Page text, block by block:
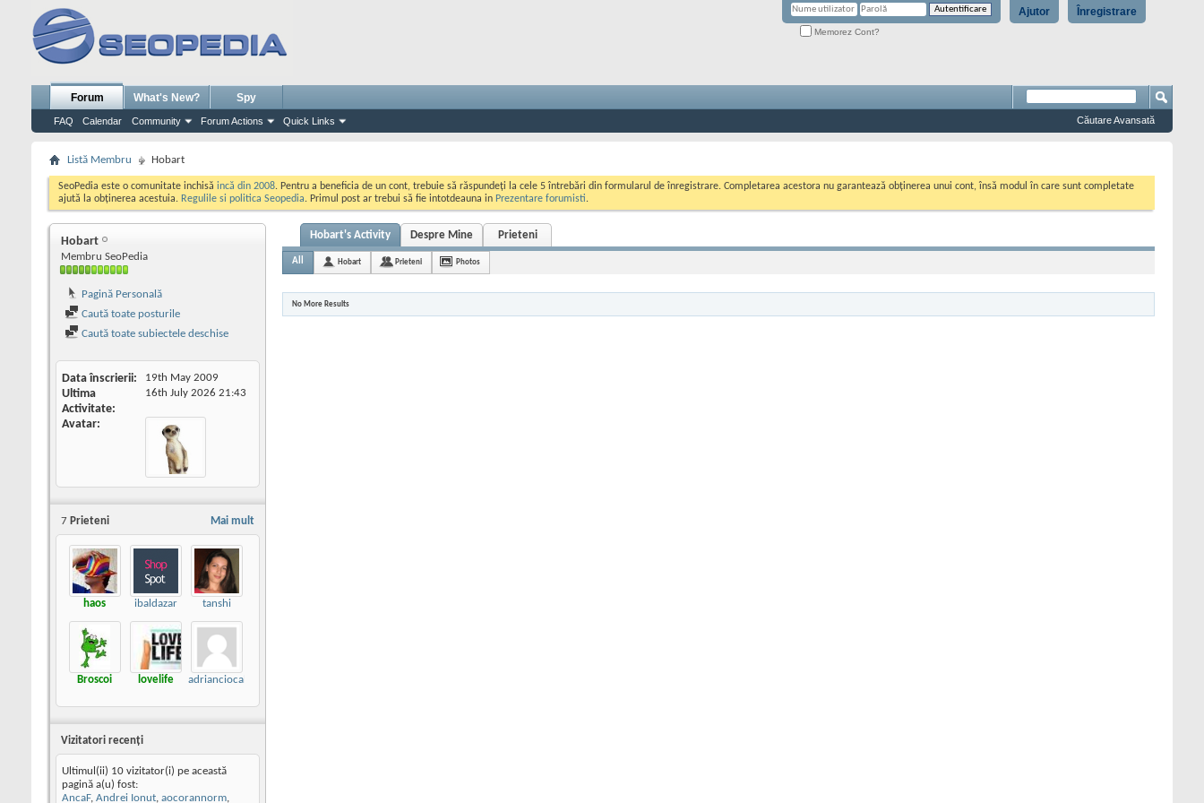
Înregistrare
Ajutor
Memorez Cont?
Forum
FAQ Calendar Community Forum Actions Quick Links
What's New? Spy
Căutare Avansată
Listă Membru Hobart
SeoPedia este o comunitate inchisă incă din 2008. Pentru a beneficia de un cont, trebuie să răspundeți la cele 5 întrebări din formularul de înregistrare. Completarea acestora nu garantează obținerea unui cont, însă modul în care sunt completate
ajută la obținerea acestuia. Regulile si politica Seopedia. Primul post ar trebui să fie intotdeauna in Prezentare forumisti.
Hobart
Membru SeoPedia
Pagină Personală
Caută toate posturile
Caută toate subiectele deschise
Data înscrierii 19th May 2009
Ultima
Activitate
16th July 2026 21:43
Avatar
Mai mult
7 Prieteni
haos ibaldazar tanshi
Broscoi lovelife adrianciocalau
Vizitatori recenţi
Ultimul(ii) 10 vizitator(i) pe această
pagină a(u) fost:
AncaF, Andrei Ionut, aocorannorm,
Hobart's Activity Despre Mine Prieteni
All Hobart Prieteni Photos
No More Results